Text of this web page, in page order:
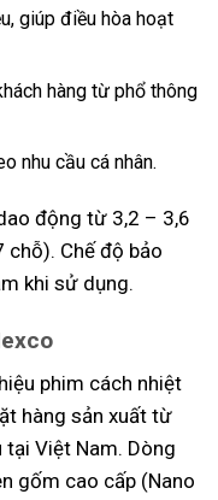
giúp điều hòa hoạt
hàng từ phổ thông
nhu cầu cá nhân.
động từ 3,2 – 3,6
Chế độ bảo
khi sử dụng.
phim cách nhiệt
hàng sản xuất từ
Việt Nam. Dòng
gốm cao cấp (Nano